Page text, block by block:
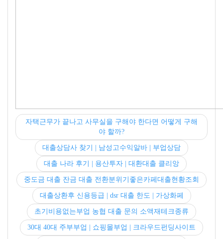
자택근무가 끝나고 사무실을 구해야 한다면 어떻게 구해
야 할까?
대출상담사 찾기 | 남성고수익알바 | 부업상담
대출 나라 후기 | 용산투자 | 대환대출 클리앙
중도금 대출 잔금 대출 전환분위기좋은카페대출현황조회
대출상환후 신용등급 | dsr 대출 한도 | 가상화페
초기비용없는부업 농협 대출 문의 소액재테크종류
30대 40대 주부부업 | 쇼핑몰부업 | 크라우드펀딩사이트